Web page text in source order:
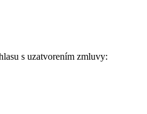
s uzatvorením zmluvy: